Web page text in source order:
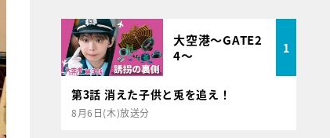
大空港～GATE2
4～
1
第3話 消えた子供と兎を追え！
8月6日(木)放送分